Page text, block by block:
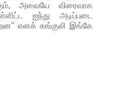
அவையே விரைவாக
ஐந்து அடிப்படை
எனக் கங்குலி இங்கே